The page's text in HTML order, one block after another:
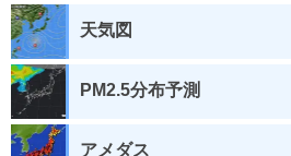
天気図
PM2.5分布予測
アメダス